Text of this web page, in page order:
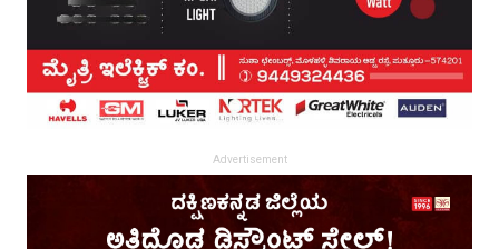
Advertisement